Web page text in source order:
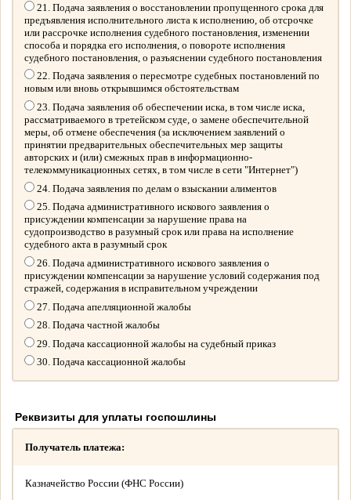
21. Подача заявления о восстановлении пропущенного срока для
предъявления исполнительного листа к исполнению, об отсрочке
или рассрочке исполнения судебного постановления, изменении
способа и порядка его исполнения, о повороте исполнения
судебного постановления, о разъяснении судебного постановления
22. Подача заявления о пересмотре судебных постановлений по
новым или вновь открывшимся обстоятельствам
23. Подача заявления об обеспечении иска, в том числе иска,
рассматриваемого в третейском суде, о замене обеспечительной
меры, об отмене обеспечения (за исключением заявлений о
принятии предварительных обеспечительных мер защиты
авторских и (или) смежных прав в информационно-
телекоммуникационных сетях, в том числе в сети "Интернет")
24. Подача заявления по делам о взыскании алиментов
25. Подача административного искового заявления о
присуждении компенсации за нарушение права на
судопроизводство в разумный срок или права на исполнение
судебного акта в разумный срок
26. Подача административного искового заявления о
присуждении компенсации за нарушение условий содержания под
стражей, содержания в исправительном учреждении
27. Подача апелляционной жалобы
28. Подача частной жалобы
29. Подача кассационной жалобы на судебный приказ
30. Подача кассационной жалобы
Реквизиты для уплаты госпошлины
Получатель платежа:
Казначейство России (ФНС России)